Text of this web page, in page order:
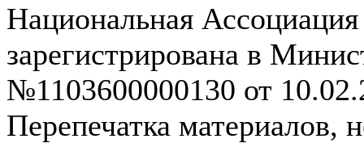
Национальная
зарегистрирована в
№1103600000130 от
Перепечатка материалов,